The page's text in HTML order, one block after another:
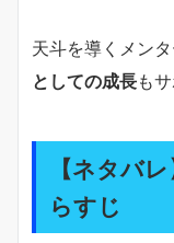
天斗を導くメン
としての成長も
【ネタバ
らすじ